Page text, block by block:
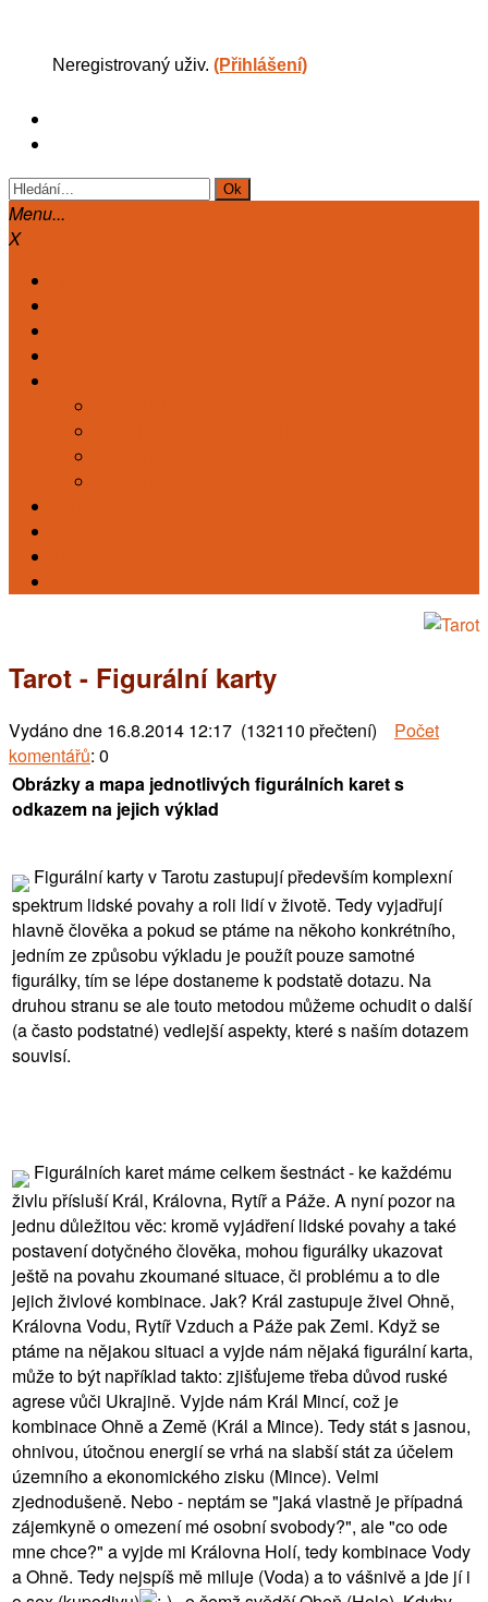
Neregistrovaný uživ. (Přihlášení)
Menu...
X
Tarot - Figurální karty
Vydáno dne 16.8.2014 12:17 (132110 přečtení) Počet
komentářů: 0
Obrázky a mapa jednotlivých figurálních karet s
odkazem na jejich výklad
Figurální karty v Tarotu zastupují především komplexní
spektrum lidské povahy a roli lidí v životě. Tedy vyjadřují
hlavně člověka a pokud se ptáme na někoho konkrétního,
jedním ze způsobu výkladu je použít pouze samotné
figurálky, tím se lépe dostaneme k podstatě dotazu. Na
druhou stranu se ale touto metodou můžeme ochudit o další
(a často podstatné) vedlejší aspekty, které s naším dotazem
souvisí.
Figurálních karet máme celkem šestnáct - ke každému
živlu přísluší Král, Královna, Rytíř a Páže. A nyní pozor na
jednu důležitou věc: kromě vyjádření lidské povahy a také
postavení dotyčného člověka, mohou figurálky ukazovat
ještě na povahu zkoumané situace, či problému a to dle
jejich živlové kombinace. Jak? Král zastupuje živel Ohně,
Královna Vodu, Rytíř Vzduch a Páže pak Zemi. Když se
ptáme na nějakou situaci a vyjde nám nějaká figurální karta,
může to být například takto: zjišťujeme třeba důvod ruské
agrese vůči Ukrajině. Vyjde nám Král Mincí, což je
kombinace Ohně a Země (Král a Mince). Tedy stát s jasnou,
ohnivou, útočnou energií se vrhá na slabší stát za účelem
územního a ekonomického zisku (Mince). Velmi
zjednodušeně. Nebo - neptám se "jaká vlastně je případná
zájemkyně o omezení mé osobní svobody?", ale "co ode
mne chce?" a vyjde mi Královna Holí, tedy kombinace Vody
a Ohně. Tedy nejspíš mě miluje (Voda) a to vášnivě a jde jí i